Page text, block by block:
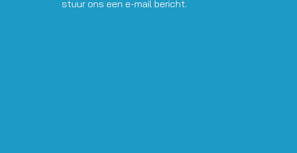
stuur ons een e-mail bericht.